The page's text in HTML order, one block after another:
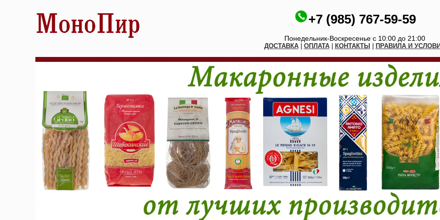
+7 (985) 767-59-59
Понедельник-Воскресенье с 10:00 до 21:00
ДОСТАВКА| ОПЛАТА| КОНТАКТЫ ПРАВИЛА И